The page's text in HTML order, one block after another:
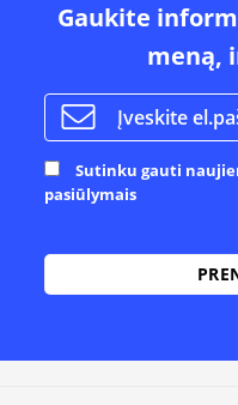
Gaukite
meną,
Sutinku gauti
pasiūlymais